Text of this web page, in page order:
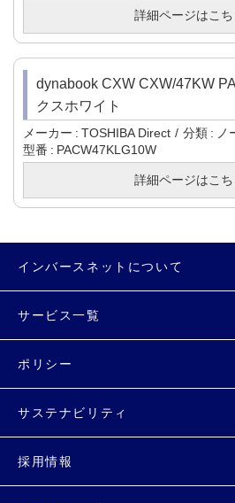
詳細ページはこち
dynabook CXW CXW/47KW
クスホワイト
メーカー TOSHIBA Direct 分類
ノ
型番
PACW47KLG10W
詳細ページはこち
インバースネットについて
サービス一覧
ポリシー
サステナビリティ
採用情報